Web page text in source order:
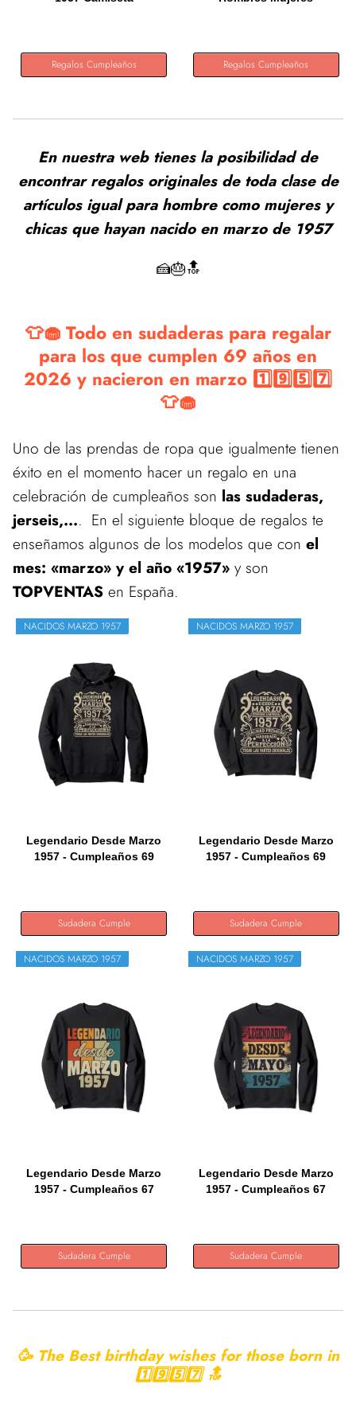
Regalos Cumpleaños Regalos Cumpleaños
En nuestra web tienes la posibilidad de
encontrar regalos originales de toda clase de
artículos igual para hombre como mujeres y
chicas que hayan nacido en marzo de 1957
🍰🎂🔝
👕🧁 Todo en sudaderas para regalar
para los que cumplen 69 años en
2026 y nacieron en marzo 1️⃣9️⃣5️⃣7️⃣
👕🧁
Uno de las prendas de ropa que igualmente tienen
éxito en el momento hacer un regalo en una
celebración de cumpleaños son las sudaderas,
jerseis,.... En el siguiente bloque de regalos te
enseñamos algunos de los modelos que con el
mes: «marzo» y el año «1957» y son
TOPVENTAS en España.
NACIDOS MARZO 1957
Legendario Desde Marzo
1957 - Cumpleaños 69
Sudadera Cumple
NACIDOS MARZO 1957
Legendario Desde Marzo
1957 - Cumpleaños 69
Sudadera Cumple
NACIDOS MARZO 1957
Legendario Desde Marzo
1957 - Cumpleaños 67
Sudadera Cumple
NACIDOS MARZO 1957
Legendario Desde Marzo
1957 - Cumpleaños 67
Sudadera Cumple
🥳 The Best birthday wishes for those born in
1️⃣9️⃣5️⃣7️⃣ 🔝